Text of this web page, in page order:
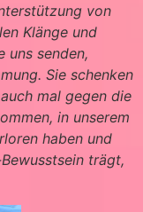
von
Klänge und
uns senden,
Sie schenken
mal gegen die
in unserem
haben und
trägt,